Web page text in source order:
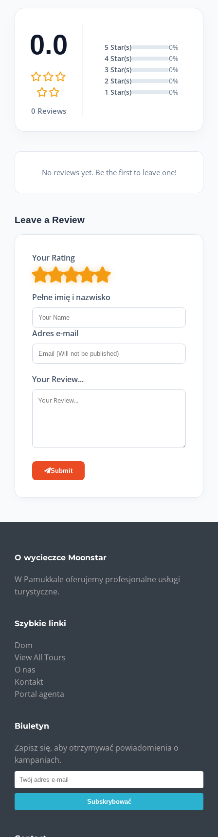
0.0
0 Reviews
5 Star(s)
0%
4 Star(s)
0%
3 Star(s)
0%
2 Star(s)
0%
1 Star(s)
0%
No reviews yet. Be the first to leave one!
Leave a Review
Your Rating
Pełne imię i nazwisko
Adres e-mail
Your Review...
Submit
O wycieczce Moonstar
W Pamukkale oferujemy profesjonalne usługi
turystyczne.
Szybkie linki
Dom
View All Tours
O nas
Kontakt
Portal agenta
Biuletyn
Zapisz się, aby otrzymywać powiadomienia o
kampaniach.
Subskrybować